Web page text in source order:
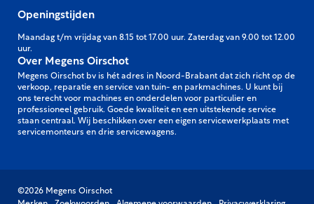
Openingstijden
Maandag t/m vrijdag van 8.15 tot 17.00 uur. Zaterdag van 9.00 tot 12.00
uur.
Over Megens Oirschot
Megens Oirschot bv is hét adres in Noord-Brabant dat zich richt op de
verkoop, reparatie en service van tuin- en parkmachines. U kunt bij
ons terecht voor machines en onderdelen voor particulier en
professioneel gebruik. Goede kwaliteit en een uitstekende service
staan centraal. Wij beschikken over een eigen servicewerkplaats met
servicemonteurs en drie servicewagens.
©2026 Megens Oirschot